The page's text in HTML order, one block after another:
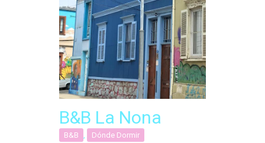
B&B La Nona
B&B , Dónde Dormir